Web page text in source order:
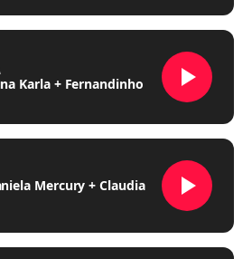
Karla + Fernandinho
Mercury + Claudia